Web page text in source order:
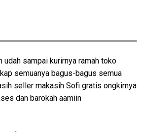
udah sampai kurirnya ramah toko
semuanya bagus-bagus semua
seller makasih Sofi gratis ongkirnya
dan barokah aamiin